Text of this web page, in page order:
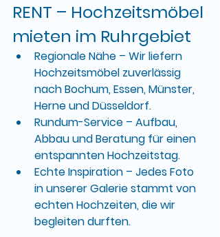
RENT – Hochzeitsmöbel
mieten im Ruhrgebiet
Regionale Nähe – Wir liefern
Hochzeitsmöbel zuverlässig
nach Bochum, Essen, Münster,
Herne und Düsseldorf.
Rundum-Service – Aufbau,
Abbau und Beratung für einen
entspannten Hochzeitstag.
Echte Inspiration – Jedes Foto
in unserer Galerie stammt von
echten Hochzeiten, die wir
begleiten durften.